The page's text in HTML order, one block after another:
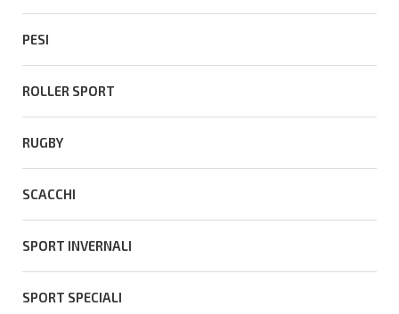
PESI
ROLLER SPORT
RUGBY
SCACCHI
SPORT INVERNALI
SPORT SPECIALI